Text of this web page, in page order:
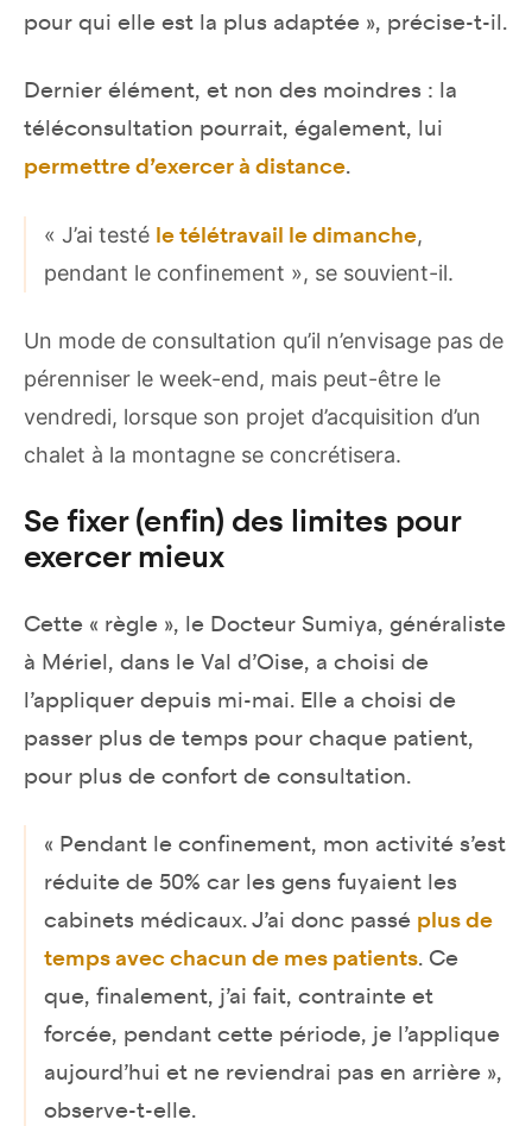
pour qui elle est la plus adaptée », précise-t-il.
Dernier élément, et non des moindres : la
téléconsultation pourrait, également, lui
permettre d’exercer à distance.
« J’ai testé le télétravail le dimanche,
pendant le confinement », se souvient-il.
Un mode de consultation qu’il n’envisage pas de
pérenniser le week-end, mais peut-être le
vendredi, lorsque son projet d’acquisition d’un
chalet à la montagne se concrétisera.
Se fixer (enfin) des limites pour
exercer mieux
Cette « règle », le Docteur Sumiya, généraliste
à Mériel, dans le Val d’Oise, a choisi de
l’appliquer depuis mi-mai. Elle a choisi de
passer plus de temps pour chaque patient,
pour plus de confort de consultation.
« Pendant le confinement, mon activité s’est
réduite de 50% car les gens fuyaient les
cabinets médicaux. J’ai donc passé plus de
temps avec chacun de mes patients. Ce
que, finalement, j’ai fait, contrainte et
forcée, pendant cette période, je l’applique
aujourd’hui et ne reviendrai pas en arrière »,
observe-t-elle.